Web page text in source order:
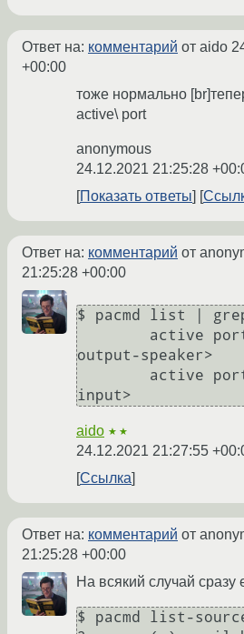
Ответ на: комментарий от aido
+00:00
тоже нормально
active\ port
anonymous
24.12.2021 21:25:28
Показать ответы
Ответ на: комментарий от
21:25:28 +00:00
$ pacmd list |
output-speaker>
aido ★★
24.12.2021 21:27:55
Ссылка
Ответ на: комментарий от
21:25:28 +00:00
На всякий случай сразу
$ pacmd list-